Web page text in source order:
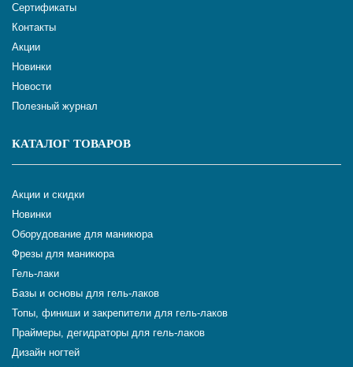
Сертификаты
Контакты
Акции
Новинки
Новости
Полезный журнал
КАТАЛОГ ТОВАРОВ
Акции и скидки
Новинки
Оборудование для маникюра
Фрезы для маникюра
Гель-лаки
Базы и основы для гель-лаков
Топы, финиши и закрепители для гель-лаков
Праймеры, дегидраторы для гель-лаков
Дизайн ногтей